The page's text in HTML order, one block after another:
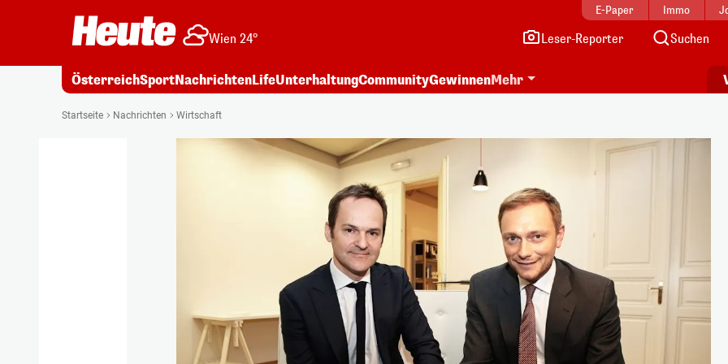
E-Paper Immo
Wien 24° Leser-Reporter Suchen
ÖsterreichSportNachrichtenLifeUnterhaltungCommunityGewinnenMehr
Startseite Nachrichten Wirtschaft